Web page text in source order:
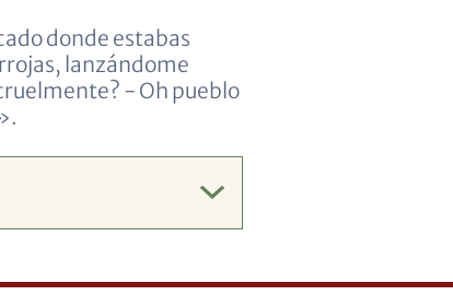
donde estabas
lanzándome
- Oh pueblo